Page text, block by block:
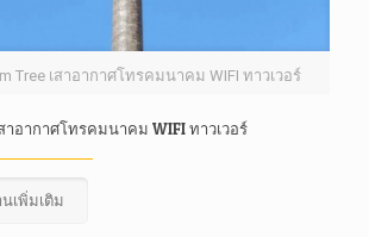
Tree เสาอากาศโทรคมนาคม WIFI ทาวเวอร์
าอากาศโทรคมนาคม WIFI ทาวเวอร์
นเพิ่มเติม